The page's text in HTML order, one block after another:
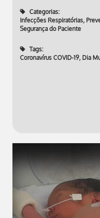
Categorias:
Infecções Respiratórias,
Segurança do Paciente
Tags:
Coronavírus COVID-19, Dia